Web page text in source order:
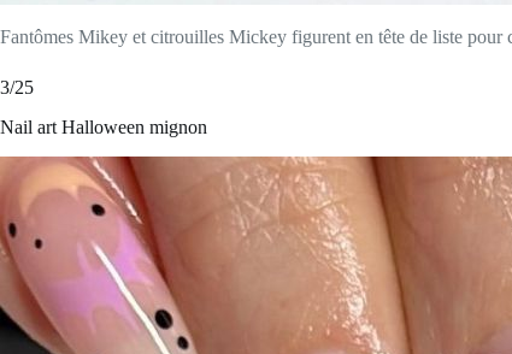
Fantômes Mikey et citrouilles Mickey figurent en tête de liste pour
3/25
Nail art Halloween mignon